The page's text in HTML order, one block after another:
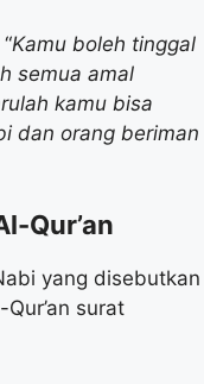
Kamu boleh tinggal
semua amal
kamu bisa
dan orang beriman
Qur’an
yang disebutkan
surat